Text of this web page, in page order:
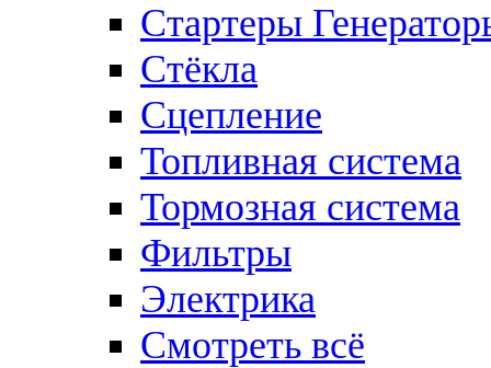
Стартеры
Стёкла
Сцепление
Топливная система
Тормозная система
Фильтры
Электрика
Смотреть всё